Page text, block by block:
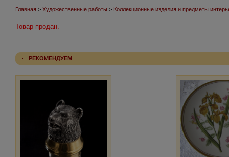
Главная > Художественные работы > Коллекционные изделия и предметы
Товар продан.
РЕКОМЕНДУЕМ